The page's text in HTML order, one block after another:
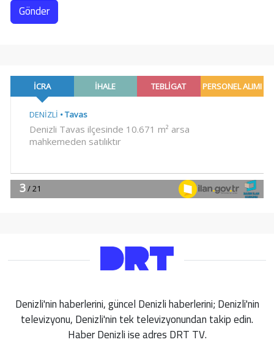
Gönder
Denizli'nin haberlerini, güncel Denizli haberlerini; Denizli'nin
televizyonu, Denizli'nin tek televizyonundan takip edin.
Haber Denizli ise adres DRT TV.